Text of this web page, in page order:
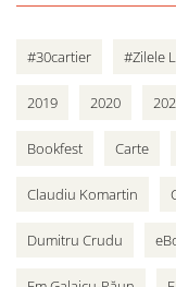
#30cartier #Zilele
2019 2020
Bookfest Carte
Claudiu Komartin
Dumitru Crudu